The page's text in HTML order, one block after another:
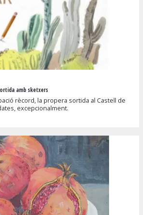
amb sketxers
rècord, la propera sortida al Castell de
excepcionalment.